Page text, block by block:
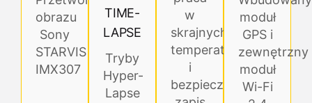
obrazu
Sony
STARVIS
IMX307
TIME-
LAPSE
Tryby
Hyper-
Lapse
w
skrajnych
temperaturach
i
bezpieczny
moduł
GPS i
zewnętrzny
moduł
Wi-Fi